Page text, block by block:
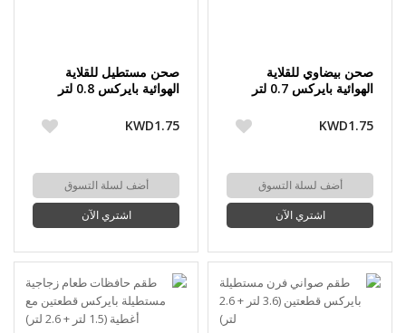
صحن بيضاوي للقلاية
الهوائية بايركس 0.7 لتر
KWD1.75
أضف لسلة التسوق
اشتري الآن
صحن مستطيل للقلاية
الهوائية بايركس 0.8 لتر
KWD1.75
أضف لسلة التسوق
اشتري الآن